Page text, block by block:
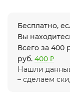
Бесплатно,
Вы
Всего за 400
руб. 400 ₽
Нашли
– сделаем